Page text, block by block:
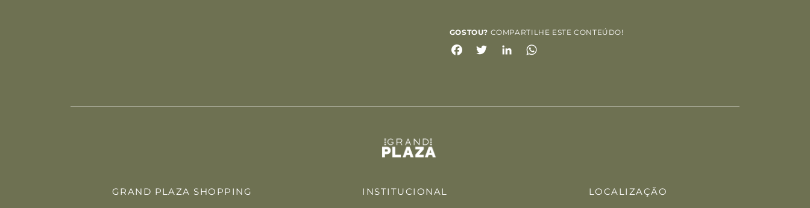
GOSTOU? COMPARTILHE ESTE CONTEÚDO!
Facebook
Twitter LinkedIn
GRAND PLAZA SHOPPING INSTITUCIONAL LOCALIZAÇÃO